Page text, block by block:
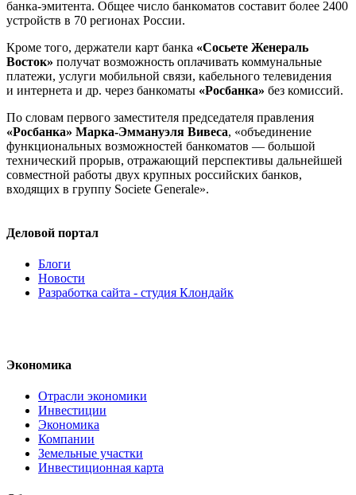
банка-эмитента. Общее число банкоматов составит более 2400
устройств в 70 регионах России.
Кроме того, держатели карт банка «Сосьете Женераль
Восток» получат возможность оплачивать коммунальные
платежи, услуги мобильной связи, кабельного телевидения
и интернета и др. через банкоматы «Росбанка» без комиссий.
По словам первого заместителя председателя правления
«Росбанка» Марка-Эммануэля Вивеса, «объединение
функциональных возможностей банкоматов — большой
технический прорыв, отражающий перспективы дальнейшей
совместной работы двух крупных российских банков,
входящих в группу Societe Generale».
Деловой портал
Блоги
Новости
Разработка сайта - студия Клондайк
Экономика
Отрасли экономики
Инвестиции
Экономика
Компании
Земельные участки
Инвестиционная карта